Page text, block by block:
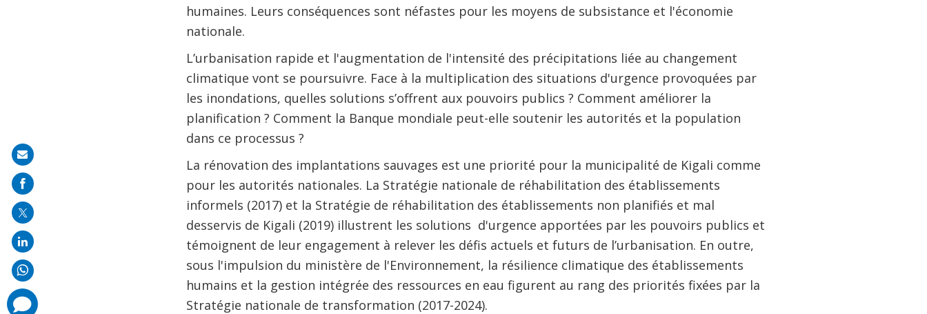
humaines. Leurs conséquences sont néfastes pour les moyens de subsistance et l'économie
nationale.
L’urbanisation rapide et l'augmentation de l'intensité des précipitations liée au changement
climatique vont se poursuivre. Face à la multiplication des situations d'urgence provoquées par
les inondations, quelles solutions s’offrent aux pouvoirs publics ? Comment améliorer la
planification ? Comment la Banque mondiale peut-elle soutenir les autorités et la population
dans ce processus ?
La rénovation des implantations sauvages est une priorité pour la municipalité de Kigali comme
pour les autorités nationales. La Stratégie nationale de réhabilitation des établissements
informels (2017) et la Stratégie de réhabilitation des établissements non planifiés et mal
desservis de Kigali (2019) illustrent les solutions d'urgence apportées par les pouvoirs publics et
témoignent de leur engagement à relever les défis actuels et futurs de l’urbanisation. En outre,
sous l'impulsion du ministère de l'Environnement, la résilience climatique des établissements
humains et la gestion intégrée des ressources en eau figurent au rang des priorités fixées par la
Stratégie nationale de transformation (2017-2024).
Share
on
mail
comments
added